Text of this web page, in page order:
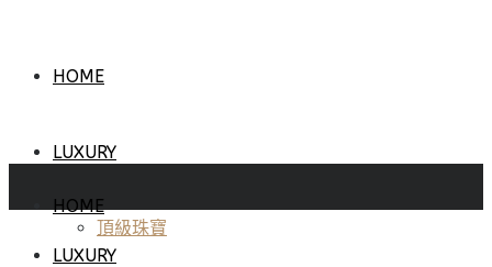
HOME
LUXURY
頂級珠寶
HOME
LUXURY